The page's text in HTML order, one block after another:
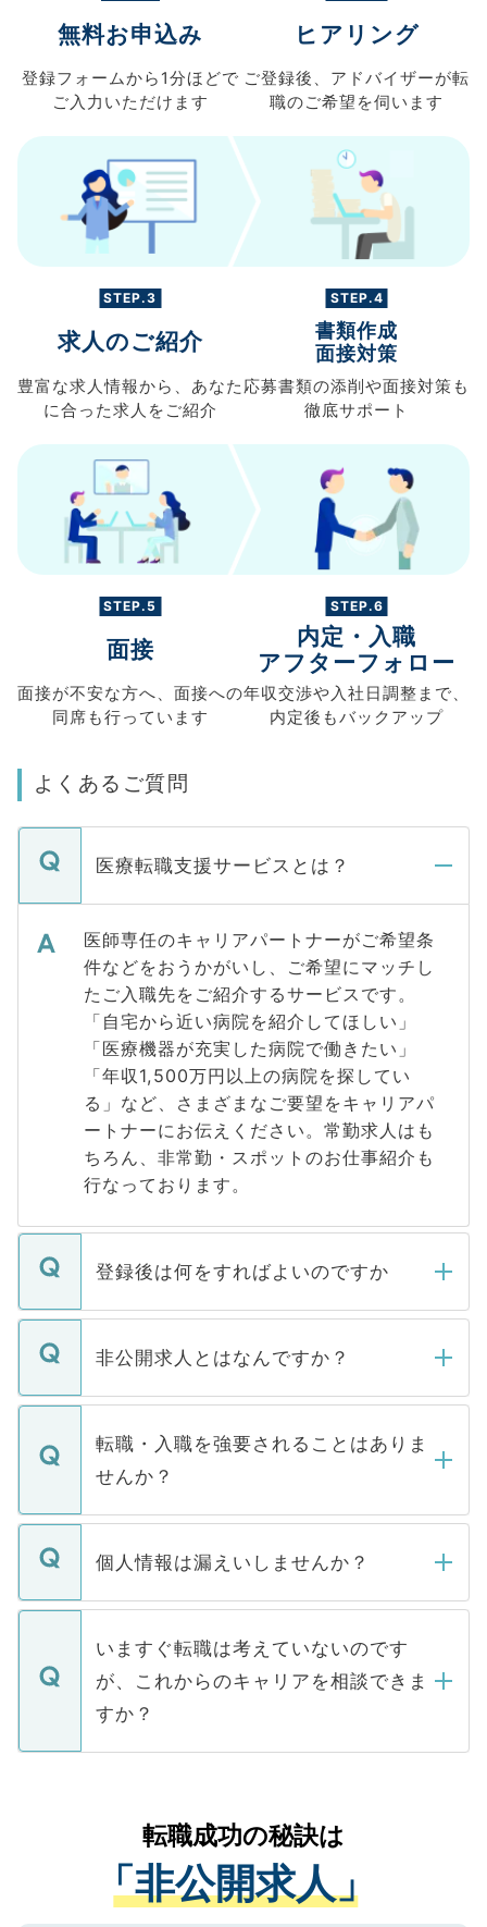
無料お申込み
登録フォームから 1分ほどで
ご入力 いただけます
ヒアリング
ご登録後、 アドバイザーが転
職のご希望を伺います
STEP.3
求人のご紹介
豊富な求人情報から、 あなた
に合った求人を ご紹介
STEP.4
書類作成
面接対策
応募書類の添削や面接対策も
徹底サポート
STEP.5
面接
面接が不安な方へ、 面接への
同席も行っています
STEP.6
内定・入職
アフターフォロー
年収交渉や入社日調整まで、
内定後もバックアップ
よくあるご質問
医療転職支援サービスとは？
医師専任のキャリアパートナーがご希望条
件などをおうかがいし、ご希望にマッチし
たご入職先をご紹介するサービスです。
「自宅から近い病院を紹介してほしい」
「医療機器が充実した病院で働きたい」
「年収1,500万円以上の病院を探してい
る」など、さまざまなご要望をキャリアパ
ートナーにお伝えください。常勤求人はも
ちろん、非常勤・スポットのお仕事紹介も
行なっております。
登録後は何をすればよいのですか
ご登録いただきましたら、弊社担当者がご
登録内容を確認し、その後メールもしくは
ます。通常、5営業日以内にはご連絡をせて
いただきますので、しばらくお待ちくださ
非公開求人とはなんですか？
マイナビDOCTORで取り扱っている求人の
うち約3割は、Webサイトからご覧いただ
けない「非公開求人」です。非公開求人は
下記の理由によって、一般には公開してい
ません。
■応募殺到を避けるため 人気のある医療機
関を公にしてしまうと、応募が殺到する場
に、医療機関が求める条件に合った人材の
みを人材紹介会社に依頼するケースが増え
ています。
転職・入職を強要されることはありま
せんか？
転職・入職を強要することは一切ありませ
ん。また、仮に応募先から内定をいただい
定を承諾する必要はありません。内定先へ
の辞退の連絡はキャリアパートナーが行い
個人情報は漏えいしませんか？
個人情報が漏えいすることはありませんの
で、ご安心ください。当サイトからの登録
などで収集したご登録者様の個人情報は、
ご本人のキャリアアップおよび転職活動の
支援を目的に使用いたします。お預かりし
ているすべての個人データはご本人の許可
は、個人情報の取り扱いについての厳密な
管理基準を満たした事業者のみに付与され
る、プライバシーマークを取得済みです。
いますぐ転職は考えていないのです
が、これからのキャリアを相談できま
すか？
かがいして、現在の医療機関の状況や紹介
経験をまじえながら、適切なアドバイスを
させていただきます。すぐにご転職をされ
ない方には、長期的なサポートが可能です
転職成功の秘訣は
「非公開求人」